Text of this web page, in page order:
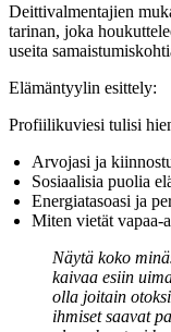
Deittivalmentajien
tarinan, joka
useita
Elämäntyylin esittely:
Profiilikuviesi tulisi
Arvojasi ja
Sosiaalisia puolia
Energiatasoasi ja
Miten vietät vapaa-
Näytä koko
kaivaa esiin
olla joitain
ihmiset saavat